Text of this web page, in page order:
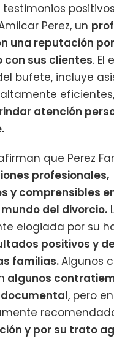
Perez, un
una reputación
con sus clientes. El
bufete, incluye
atención
que Perez
profesionales,
y comprensibles
del divorcio.
elogiada por su
positivos y
familias.Algunos
algunos
, pero
y por su trato